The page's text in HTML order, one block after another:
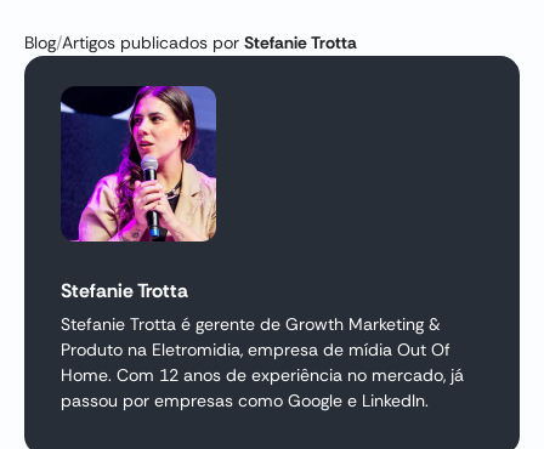
Blog/Artigos publicados por Stefanie Trotta
Stefanie Trotta
Stefanie Trotta é gerente de Growth Marketing &
Produto na Eletromidia, empresa de mídia Out Of
Home. Com 12 anos de experiência no mercado, já
passou por empresas como Google e LinkedIn.